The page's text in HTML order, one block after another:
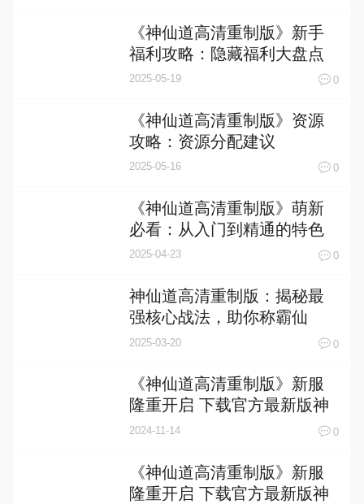
《神仙道高清重制版》新手
福利攻略：隐藏福利大盘点
2025-05-19 0
《神仙道高清重制版》资源
攻略：资源分配建议
2025-05-16 0
《神仙道高清重制版》萌新
必看：从入门到精通的特色
玩法全解析
2025-04-23 0
神仙道高清重制版：揭秘最
强核心战法，助你称霸仙
界！
2025-03-20 0
《神仙道高清重制版》新服
隆重开启 下载官方最新版神
仙道高清重制版迎接新征程
2024-11-14 0
《神仙道高清重制版》新服
隆重开启 下载官方最新版神